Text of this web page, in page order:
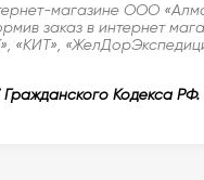
магазине ООО
заказ в интернет
«КИТ»,